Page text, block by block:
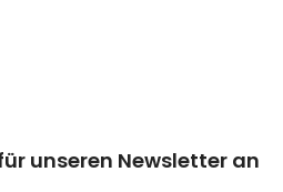
unseren Newsletter an